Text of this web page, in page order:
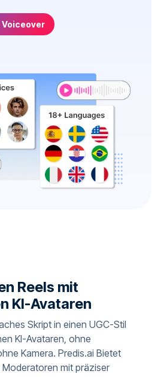
Voiceover
Reels mit
KI-Avataren
Skript in einen UGC-Stil
KI-Avataren, ohne
Kamera. Predis.ai Bietet
mit präziser